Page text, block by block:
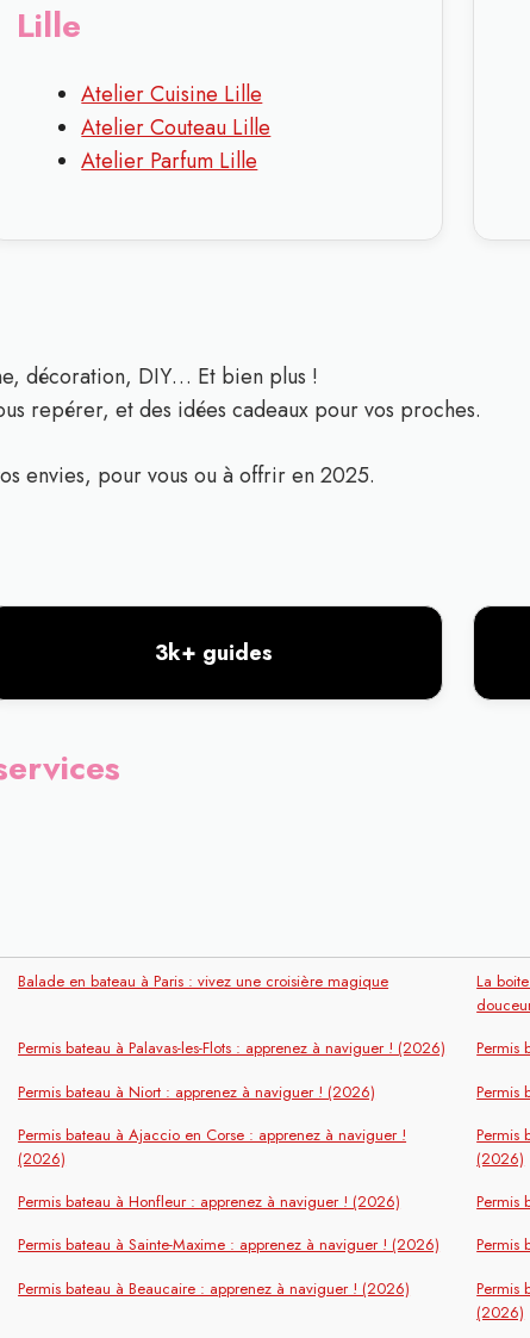
Lille
Atelier Cuisine Lille
Atelier Couteau Lille
Atelier Parfum Lille
décoration, DIY… Et bien plus !
repérer, et des idées cadeaux pour vos proches.
envies, pour vous ou à offrir en 2025.
3k+ guides
Balade en bateau à Paris : vivez une croisière magique
La
Permis bateau à Palavas-les-Flots : apprenez à naviguer ! (2026)
Permis
Permis bateau à Niort : apprenez à naviguer ! (2026)
Permis
Permis bateau à Ajaccio en Corse : apprenez à naviguer !
(2026)
Permis
(2026)
Permis bateau à Honfleur : apprenez à naviguer ! (2026)
Permis
Permis bateau à Sainte-Maxime : apprenez à naviguer ! (2026)
Permis
Permis bateau à Beaucaire : apprenez à naviguer ! (2026)
Permis
(2026)